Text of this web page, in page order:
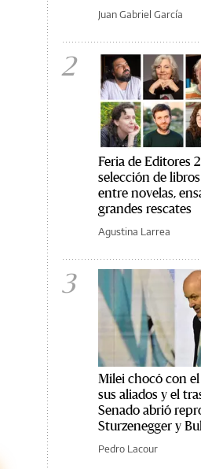
Juan Gabriel García
2
Feria de Editores
selección de
entre novelas,
grandes rescates
Agustina Larrea
3
Milei chocó con
sus aliados y el
Senado abrió
Sturzenegger y
Pedro Lacour